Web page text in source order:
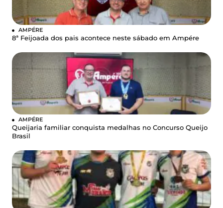
AMPÉRE
8ª Feijoada dos pais acontece neste sábado em Ampére
AMPÉRE
Queijaria familiar conquista medalhas no Concurso Queijo
Brasil